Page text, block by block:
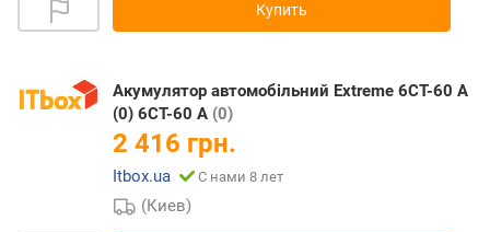
Купить
Акумулятор автомобільний Extreme 6CT-60 A
(0) 6CT-60 A (0)
2 416 грн.
Itbox.ua С нами 8 лет
(Киев)